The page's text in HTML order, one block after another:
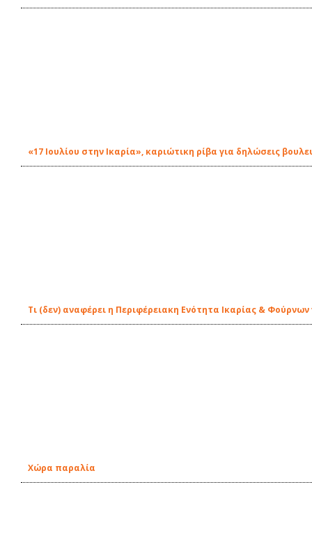
«17 Ιουλίου στην Ικαρία», καριώτικη ρίβα για δηλώσεις
Τι (δεν) αναφέρει η Περιφέρειακη Ενότητα Ικαρίας &
Χώρα παραλία